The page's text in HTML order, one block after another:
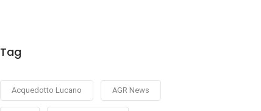
Tag
Acquedotto Lucano AGR News